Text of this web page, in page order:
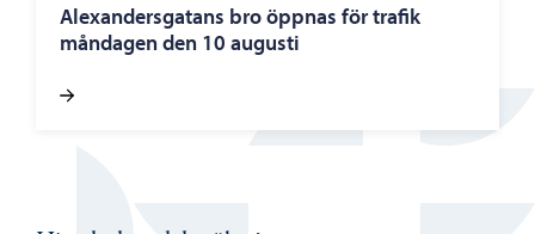
Alexandersgatans bro öppnas för trafik
måndagen den 10 augusti